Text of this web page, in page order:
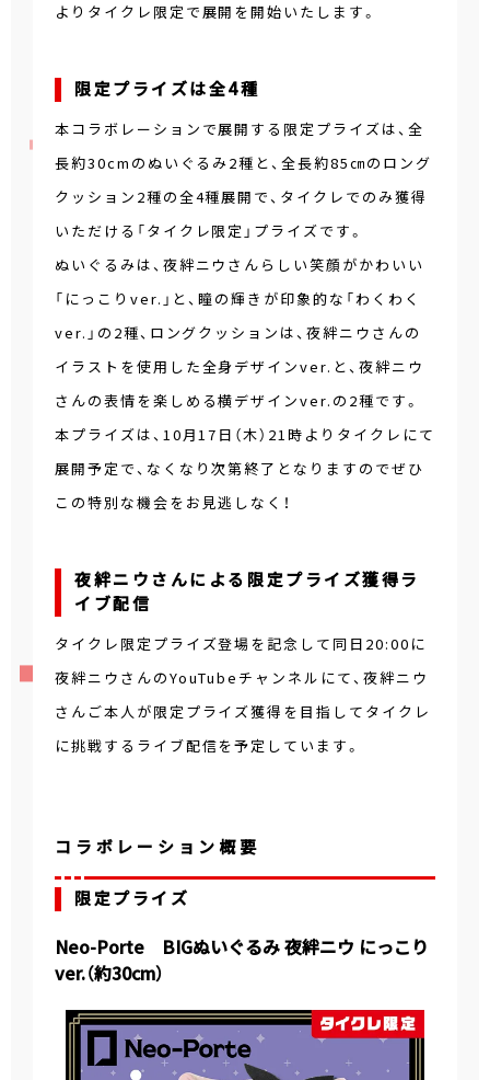
よりタイクレ限定で展開を開始いたします。
限定プライズは全4種
本コラボレーションで展開する限定プライズは、全
長約30cmのぬいぐるみ2種と、全長約85㎝のロング
クッション2種の全4種展開で、タイクレでのみ獲得
いただける「タイクレ限定」プライズです。
ぬいぐるみは、夜絆ニウさんらしい笑顔がかわいい
「にっこりver.」と、瞳の輝きが印象的な「わくわく
ver.」の2種、ロングクッションは、夜絆ニウさんの
イラストを使用した全身デザインver.と、夜絆ニウ
さんの表情を楽しめる横デザインver.の2種です。
本プライズは、10月17日（木）21時よりタイクレにて
展開予定で、なくなり次第終了となりますのでぜひ
この特別な機会をお見逃しなく！
夜絆ニウさんによる限定プライズ獲得ラ
イブ配信
タイクレ限定プライズ登場を記念して同日20:00に
夜絆ニウさんのYouTubeチャンネルにて、夜絆ニウ
さんご本人が限定プライズ獲得を目指してタイクレ
に挑戦するライブ配信を予定しています。
コラボレーション概要
限定プライズ
Neo-Porte BIGぬいぐるみ 夜絆ニウ にっこり
ver.（約30cm）